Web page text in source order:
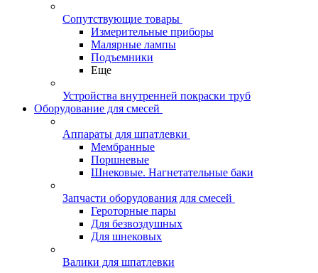
Сопутствующие товары
Измерительные приборы
Малярные лампы
Подъемники
Еще
Устройства внутренней покраски труб
Оборудование для смесей
Аппараты для шпатлевки
Мембранные
Поршневые
Шнековые. Нагнетательные баки
Запчасти оборудования для смесей
Героторные пары
Для безвоздушных
Для шнековых
Валики для шпатлевки